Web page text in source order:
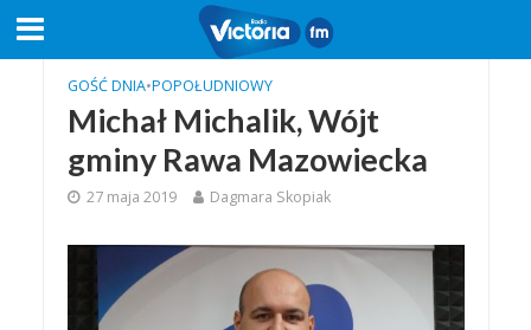
GOŚĆ DNIA•POPOŁUDNIOWY
Michał Michalik, Wójt
gminy Rawa Mazowiecka
27 maja 2019 Dagmara Skopiak